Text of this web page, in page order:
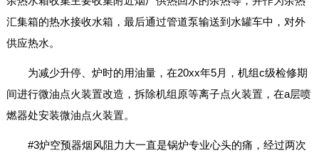
汇集箱的热水接收水箱，最后通过管道泵输送到水罐车中，对外
供应热水。
为减少升停、炉时的用油量，在20xx年5月，机组c级检修期
间进行微油点火装置改造，拆除机组原等离子点火装置，在a层喷
燃器处安装微油点火装置。
#3炉空预器烟风阻力大一直是锅炉专业心头的痛，经过两次